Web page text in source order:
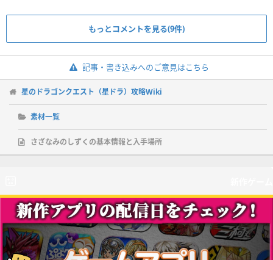
もっとコメントを見る(9件)
記事・書き込みへのご意見はこちら
星のドラゴンクエスト（星ドラ）攻略Wiki
素材一覧
さざなみのしずくの基本情報と入手場所